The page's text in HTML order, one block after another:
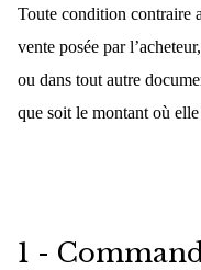
Toute condition contraire
vente posée par
ou dans tout autre
que soit le montant où
1 -